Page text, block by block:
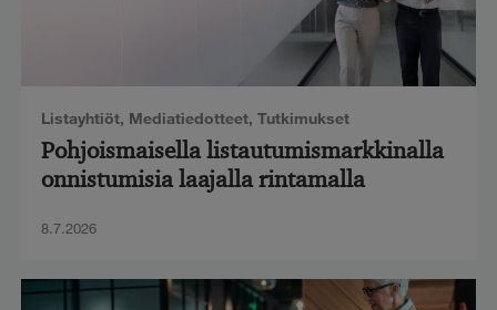
Listayhtiöt, Mediatiedotteet, Tutkimukset
Pohjoismaisella listautumismarkkinalla
onnistumisia laajalla rintamalla
8.7.2026